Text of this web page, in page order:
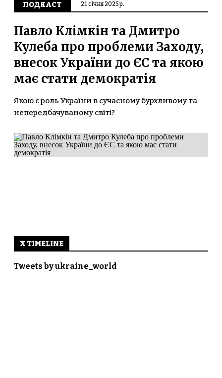
ПОДКАСТ 21 січня 2025 р.
Павло Клімкін та Дмитро
Кулеба про проблеми Заходу,
внесок України до ЄС та якою
має стати демократія
Якою є роль України в сучасному бурхливому та
непередбачуваному світі?
X TIMELINE
Tweets by ukraine_world